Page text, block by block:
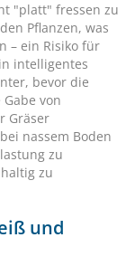
"platt" fressen zu
Pflanzen, was
– ein Risiko für
intelligentes
bevor die
von
Gräser
nassem Boden
zu
zu
und